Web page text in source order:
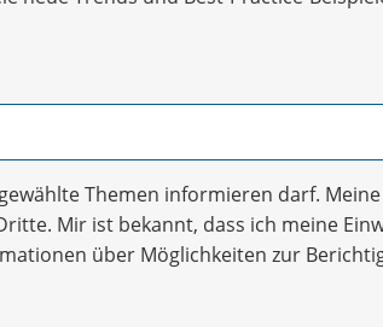
Themen informieren darf.
Mir ist bekannt, dass ich meine
über Möglichkeiten zur